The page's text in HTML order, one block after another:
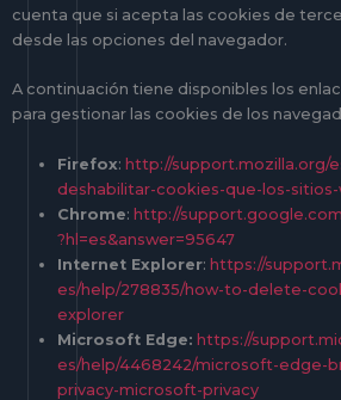
cuenta que si acepta las cookies de
desde las opciones del navegador.
A continuación tiene disponibles los
para gestionar las cookies de los
Firefox:http://support.mozilla.org/
deshabilitar-cookies-que-los-sitios-
Chrome:http://
?hl=es&answer=95647
Internet Explorer:https://
es/help/278835/how-to-delete-
explorer
Microsoft Edge: https://
es/help/4468242/microsoft-edge-
privacy-microsoft-privacy